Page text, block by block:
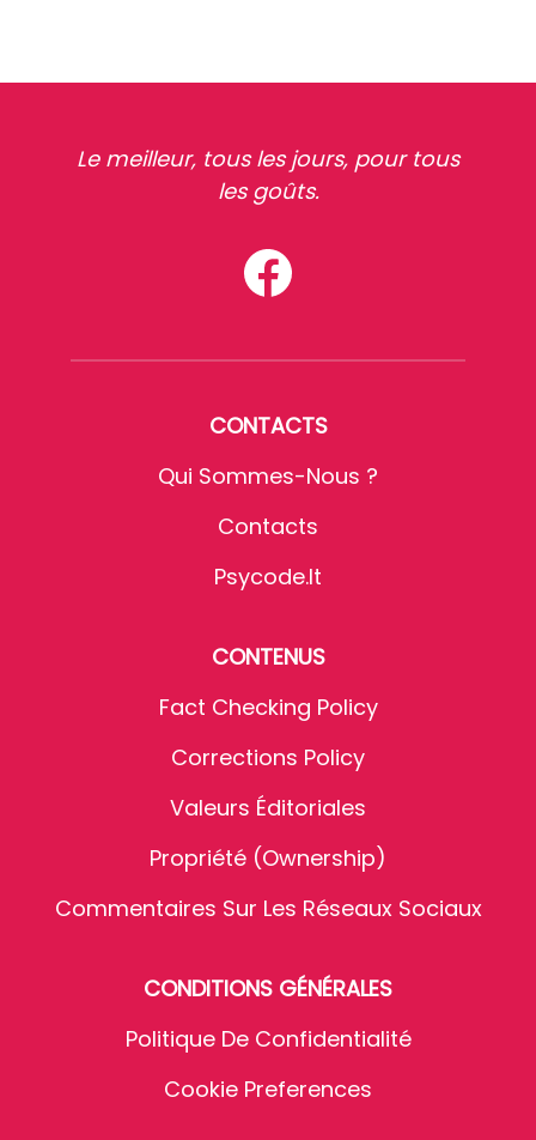
Le meilleur, tous les jours, pour tous
les goûts.
CONTACTS
Qui Sommes-Nous ?
Contacts
Psycode.it
CONTENUS
Fact Checking Policy
Corrections Policy
Valeurs Éditoriales
Propriété (Ownership)
Commentaires Sur Les Réseaux Sociaux
CONDITIONS GÉNÉRALES
Politique De Confidentialité
Cookie Preferences